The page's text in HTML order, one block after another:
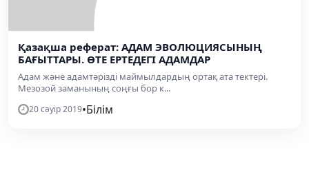
Қазақша реферат: АДАМ ЭВОЛЮЦИЯСЫНЫҢ
БАҒЫТТАРЫ. ӨТЕ ЕРТЕДЕГІ АДАМДАР
Адам және адамтәрізді маймылдардың ортақ ата тектері.
Мезозой заманының соңғы бор к...
20 сәуір 2019•Білім